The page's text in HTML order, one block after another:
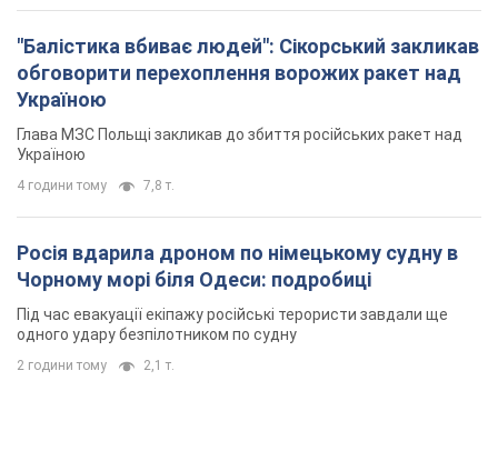
"Балістика вбиває людей": Сікорський закликав
обговорити перехоплення ворожих ракет над
Україною
Глава МЗС Польщі закликав до збиття російських ракет над
Україною
4 години тому 7,8 т.
Росія вдарила дроном по німецькому судну в
Чорному морі біля Одеси: подробиці
Під час евакуації екіпажу російські терористи завдали ще
одного удару безпілотником по судну
2 години тому 2,1 т.